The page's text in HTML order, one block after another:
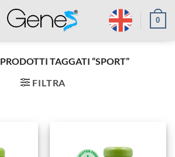
0
PRODOTTI TAGGATI “SPORT”
FILTRA